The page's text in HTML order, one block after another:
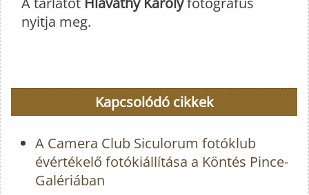
nyitja meg.
Kapcsolódó cikkek
A Camera Club Siculorum fotóklub
évértékelő fotókiállítása a Köntés Pince-
Galériában